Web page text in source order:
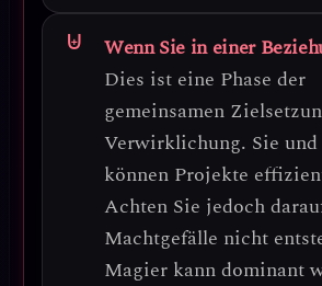
Wenn Sie in einer
Dies ist eine Phase der
gemeinsamen
Verwirklichung. Sie
können Projekte
Achten Sie jedoch
Machtgefälle nicht
Magier kann dominant